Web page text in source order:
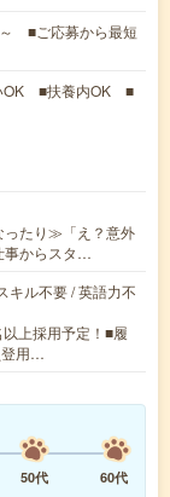
～ ■ご応募から最短
OK ■扶養内OK ■
ったり≫「え？意外
事からスタ…
キル不要 / 英語力不
上採用予定！■履
登用…
50代 60代